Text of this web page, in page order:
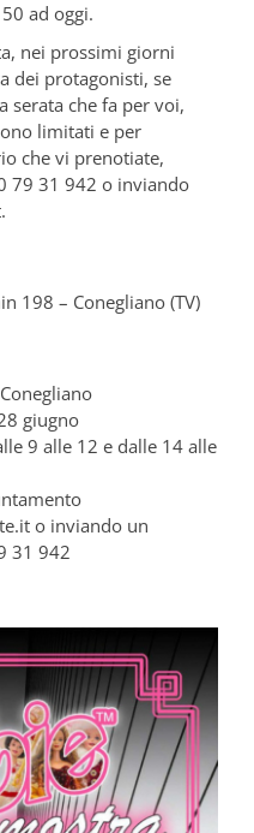
ad oggi.
nei prossimi giorni
dei protagonisti, se
serata che fa per voi,
limitati e per
che vi prenotiate,
79 31 942 o inviando
198 – Conegliano (TV)
giugno
9 alle 12 e dalle 14 alle
o inviando un
31 942